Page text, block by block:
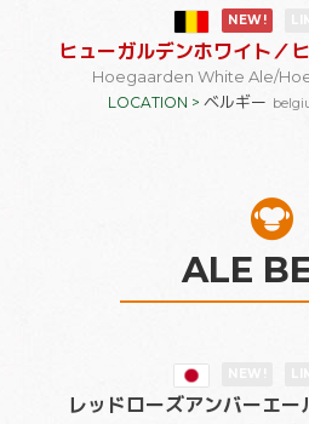
NEW!
ヒューガルデンホワイト／
Hoegaarden White Ale/
LOCATION > ベルギー
ALE
レッドローズアンバーエー